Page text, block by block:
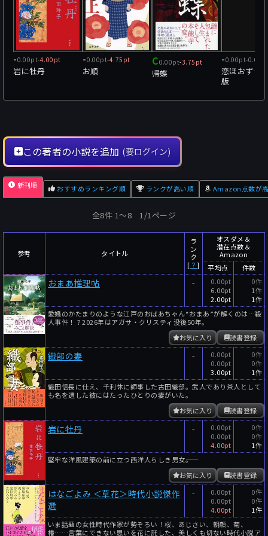
-0.00pt-4.00pt
岩に牡丹
-0.00pt-4.75pt
お順
C0.00pt-3.75pt
帰蝶
-0.00pt-
恋ほおず
版
この著者の小説を追加 (要ログイン)
新刊順 おすすめランキング順 ランクが高い順 Amazon点数が
全8件 1〜8 1/1ページ
参考 タイトル
ラ
ン
ク
[ ？]
オスダメ＆
潜在点数＆
Amazon
平均点
件数
おまあ推理帖 -
0.00pt
6.00pt
2.00pt
0件
1件
1件
愛嬌のかたまりのような江戸のおばあちゃん“おまあ”が解くのは…殺
人事件！？2026年はアガサ・クリスティ没後50年。
読書登録
お気に入り
織部の妻 -
0.00pt
0.00pt
3.00pt
0件
0件
1件
織田信長に仕え、千利休に師事した古田織部。武人であり茶人として
も名を遺した彼にはたったひとりの妻がいた。
読書登録
お気に入り
岩に牡丹 -
0.00pt
0.00pt
4.00pt
0件
0件
1件
堅牢な洋風建築の前に立つ西洋人らしき男女――。
読書登録
お気に入り
はなごよみ ＜草花＞時代小説傑作
選
-
0.00pt
0.00pt
4.00pt
0件
0件
1件
いま話題の女性時代作家が勢ぞろい！桜、あじさい、朝顔、菊、
椿……言葉にできない思いを花に託した、美しくも切ない時代小説ア